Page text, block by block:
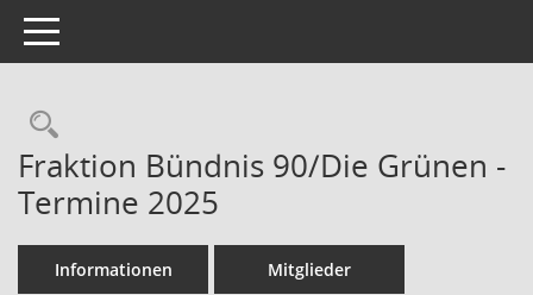
Toggle navigation
Rechercheauswahl
Fraktion Bündnis 90/Die Grünen -
Termine 2025
Informationen Mitglieder